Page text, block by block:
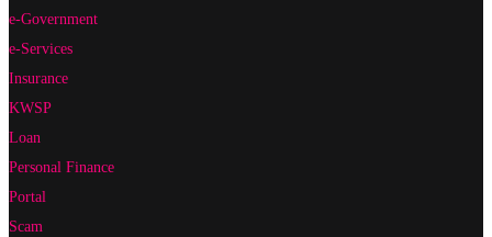
e-Government
e-Services
Insurance
KWSP
Loan
Personal Finance
Portal
Scam